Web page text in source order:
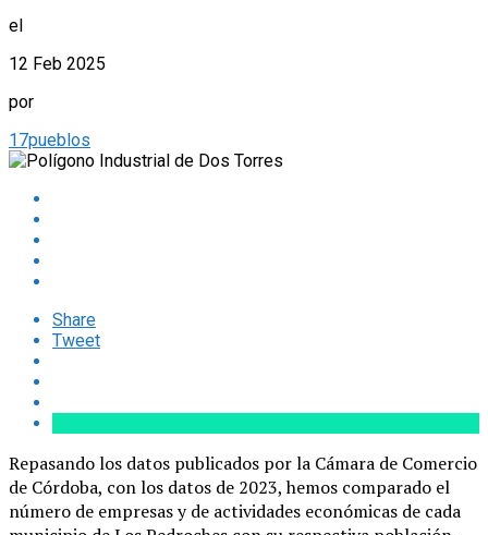
el
12 Feb 2025
por
17pueblos
Share
Tweet
Repasando los datos publicados por la Cámara de Comercio
de Córdoba, con los datos de 2023, hemos comparado el
número de empresas y de actividades económicas de cada